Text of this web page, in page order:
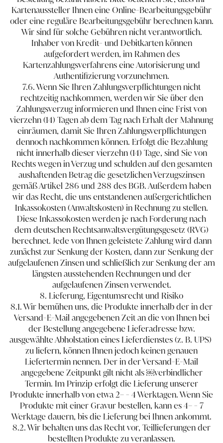
Kartenaussteller Ihnen eine Online-Bearbeitungsgebühr
oder eine reguläre Bearbeitungsgebühr berechnen kann.
Wir sind für solche Gebühren nicht verantwortlich.
Inhaber von Kredit- und Debitkarten können
aufgefordert werden, im Rahmen des
Kartenzahlungsverfahrens eine Autorisierung und
Authentifizierung vorzunehmen.
7.6. Wenn Sie Ihren Zahlungsverpflichtungen nicht
rechtzeitig nachkommen, werden wir Sie über den
Zahlungsverzug informieren und Ihnen eine Frist von
vierzehn (14) Tagen ab dem Tag nach Erhalt der Mahnung
einräumen, damit Sie Ihren Zahlungsverpflichtungen
dennoch nachkommen können. Erfolgt die Bezahlung
nicht innerhalb dieser vierzehn (14) Tage, sind Sie von
Rechts wegen in Verzug und schulden auf den gesamten
aushaftenden Betrag die gesetzlichen Verzugszinsen
gemäß Artikel 286 und 288 des BGB. Außerdem haben
wir das Recht, die uns entstandenen außergerichtlichen
Inkassokosten (Anwaltskosten) in Rechnung zu stellen.
Diese Inkassokosten werden je nach Forderung nach
dem deutschen Rechtsanwaltsvergütungsgesetz (RVG)
berechnet. Jede von Ihnen geleistete Zahlung wird dann
zunächst zur Senkung der Kosten, dann zur Senkung der
aufgelaufenen Zinsen und schließlich zur Senkung der am
längsten ausstehenden Rechnungen und der
aufgelaufenen Zinsen verwendet.
8. Lieferung, Eigentumsrecht und Risiko
8.1. Wir bemühen uns, die Produkte innerhalb der in der
Versand-E-Mail angegebenen Zeit an die von Ihnen bei
der Bestellung angegebene Lieferadresse ​bzw.
ausgewählte Abholstation eines Lieferdienstes (z. B. UPS) ​
zu liefern, können Ihnen jedoch keinen genauen
Liefertermin nennen. Der in der Versand-E-Mail
angegebene Zeitpunkt gilt nicht als ​￼​verbindlicher
Termin. Im Prinzip erfolgt die Lieferung unsere​r​
Produkte innerhalb von etwa 2​–​​ - ​4 Werktagen. Wenn Sie
Produkte mit einer Gravur bestellen, kann es 4​–​​ - ​7
Werktage dauern, bis die Lieferung bei Ihnen ankommt.
8.2. Wir behalten uns das Recht vor, Teillieferungen der
bestellten Produkte zu veranlassen.